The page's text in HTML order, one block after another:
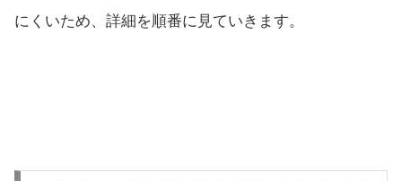
にくいため、詳細を順番に見ていきます。